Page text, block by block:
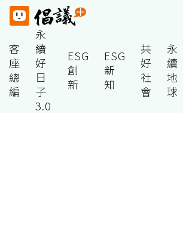
客
座
總
編
永
續
好
日
子
3.0
ESG
創
新
ESG
新
知
共
好
社
會
永
續
地
球